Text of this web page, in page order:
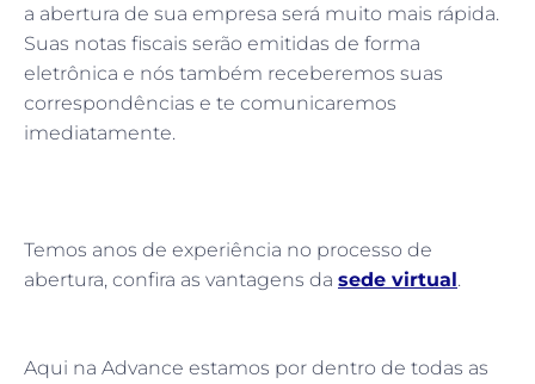
a abertura de sua empresa será muito mais rápida.
Suas notas fiscais serão emitidas de forma
eletrônica e nós também receberemos suas
correspondências e te comunicaremos
imediatamente.
Temos anos de experiência no processo de
abertura, confira as vantagens da sede virtual.
Aqui na Advance estamos por dentro de todas as